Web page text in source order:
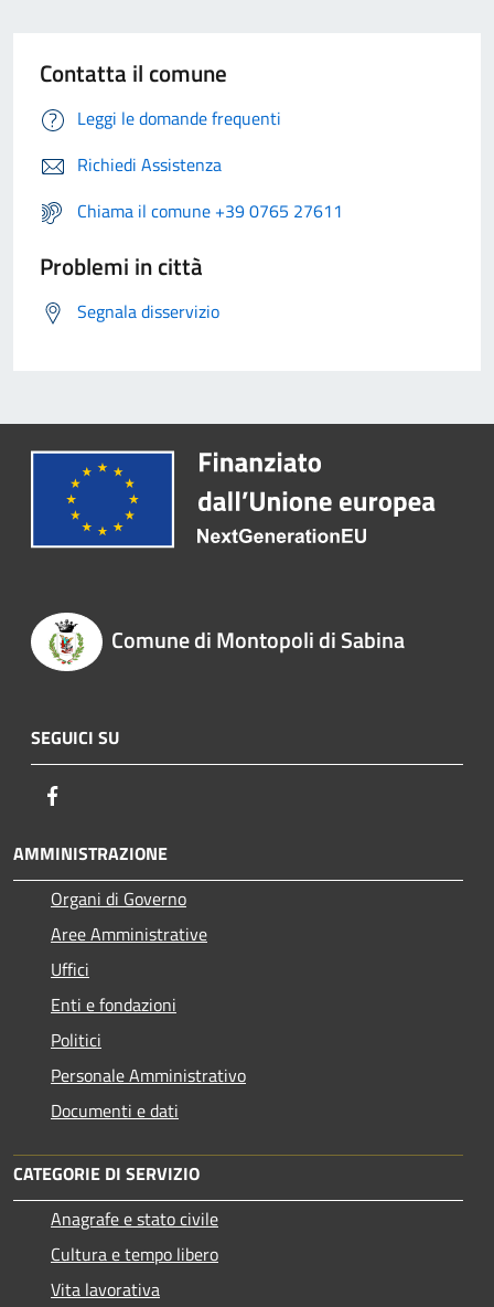
Contatta il comune
Leggi le domande frequenti
Richiedi Assistenza
Chiama il comune +39 0765 27611
Problemi in città
Segnala disservizio
Comune di Montopoli di Sabina
SEGUICI SU
AMMINISTRAZIONE
Organi di Governo
Aree Amministrative
Uffici
Enti e fondazioni
Politici
Personale Amministrativo
Documenti e dati
CATEGORIE DI SERVIZIO
Anagrafe e stato civile
Cultura e tempo libero
Vita lavorativa